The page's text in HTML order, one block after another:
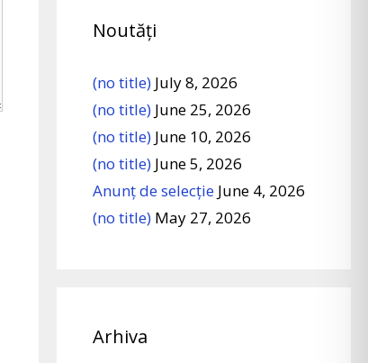
Noutăți
(no title) July 8, 2026
(no title) June 25, 2026
(no title) June 10, 2026
(no title) June 5, 2026
Anunț de selecție June 4, 2026
(no title) May 27, 2026
Arhiva